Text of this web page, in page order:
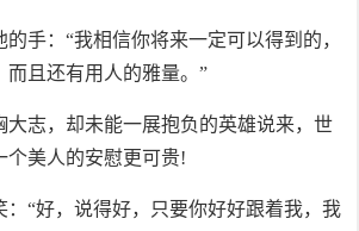
手：“我相信你将来一定可以得到的，
而且还有用人的雅量。”
大志，却未能一展抱负的英雄说来，世
个美人的安慰更可贵!
：“好，说得好，只要你好好跟着我，我